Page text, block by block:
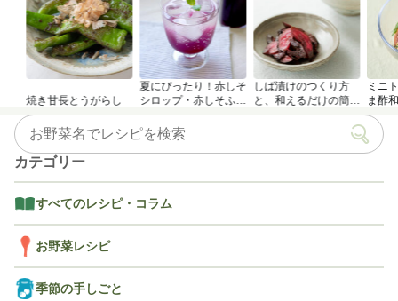
焼き甘長とうがらし
夏にぴったり！赤しそ
シロップ・赤しそふり
かけのつくり方
しば漬けのつくり方
と、和えるだけの簡単
アレンジレシピ
ミニ
ま酢
カテゴリー
すべてのレシピ・コラム
お野菜レシピ
季節の手しごと